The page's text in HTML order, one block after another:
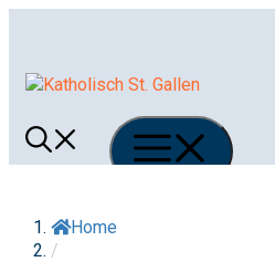
Menü
Home
/